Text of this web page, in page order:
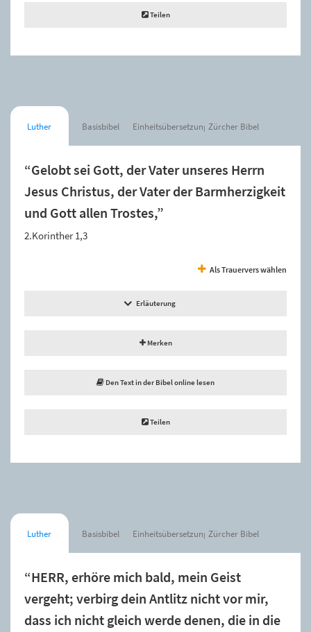
Teilen
Luther Basisbibel Einheitsübersetzung Zürcher Bibel
“Gelobt sei Gott, der Vater unseres Herrn
Jesus Christus, der Vater der Barmherzigkeit
und Gott allen Trostes,”
2.Korinther 1,3
Als Trauervers wählen
Erläuterung
Merken
Den Text in der Bibel online lesen
Teilen
Luther Basisbibel Einheitsübersetzung Zürcher Bibel
“HERR, erhöre mich bald, mein Geist
vergeht; verbirg dein Antlitz nicht vor mir,
dass ich nicht gleich werde denen, die in die